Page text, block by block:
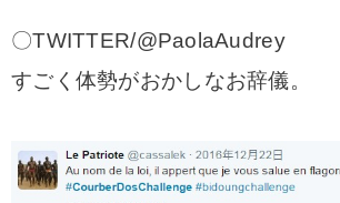
〇TWITTER/@PaolaAudrey
すごく体勢がおかしなお辞儀。